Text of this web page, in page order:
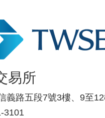
易所
義路五段7號3樓、9至
3101